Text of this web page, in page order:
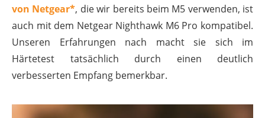
von Netgear*, die wir bereits beim M5 verwenden, ist
auch mit dem Netgear Nighthawk M6 Pro kompatibel.
Unseren Erfahrungen nach macht sie sich im
Härtetest tatsächlich durch einen deutlich
verbesserten Empfang bemerkbar.